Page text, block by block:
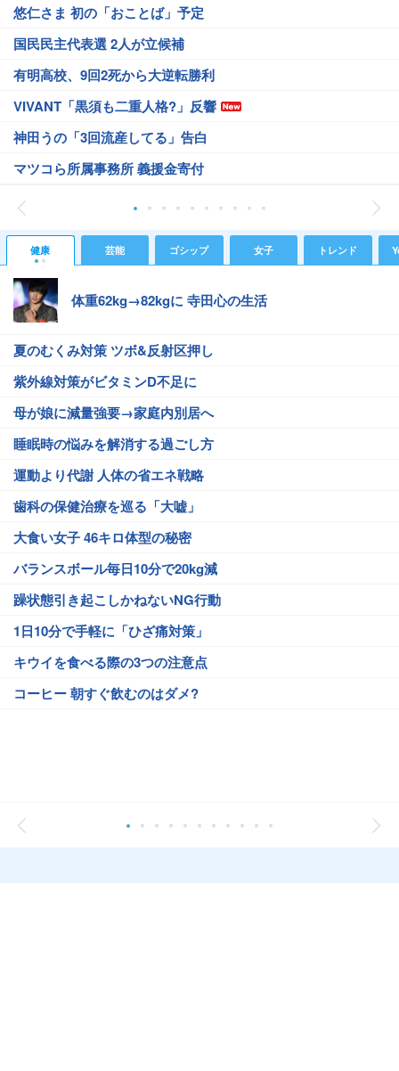
悠仁さま 初の「おことば」予定
国民民主代表選 2人が立候補
有明高校、9回2死から大逆転勝利
VIVANT「黒須も二重人格?」反響
神田うの「3回流産してる」告白
マツコら所属事務所 義援金寄付
健康 芸能 ゴシップ 女子 トレンド
体重62kg→82kgに 寺田心の生活
夏のむくみ対策 ツボ&反射区押し
紫外線対策がビタミンD不足に
母が娘に減量強要→家庭内別居へ
睡眠時の悩みを解消する過ごし方
運動より代謝 人体の省エネ戦略
歯科の保健治療を巡る「大嘘」
大食い女子 46キロ体型の秘密
バランスボール毎日10分で20kg減
躁状態引き起こしかねないNG行動
1日10分で手軽に「ひざ痛対策」
キウイを食べる際の3つの注意点
コーヒー 朝すぐ飲むのはダメ?